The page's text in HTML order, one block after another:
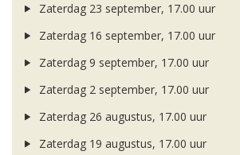
Zaterdag 23 september, 17.00 uur
Zaterdag 16 september, 17.00 uur
Zaterdag 9 september, 17.00 uur
Zaterdag 2 september, 17.00 uur
Zaterdag 26 augustus, 17.00 uur
Zaterdag 19 augustus, 17.00 uur